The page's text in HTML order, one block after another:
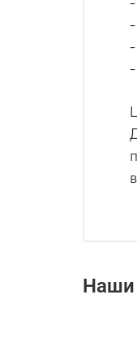
Наши